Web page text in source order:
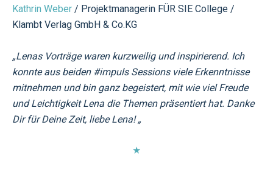
Kathrin Weber / Projektmanagerin FÜR SIE College /
Klambt Verlag GmbH & Co.KG
„Lenas Vorträge waren kurzweilig und inspirierend. Ich
konnte aus beiden #impuls Sessions viele Erkenntnisse
mitnehmen und bin ganz begeistert, mit wie viel Freude
und Leichtigkeit Lena die Themen präsentiert hat. Danke
Dir für Deine Zeit, liebe Lena! „
★